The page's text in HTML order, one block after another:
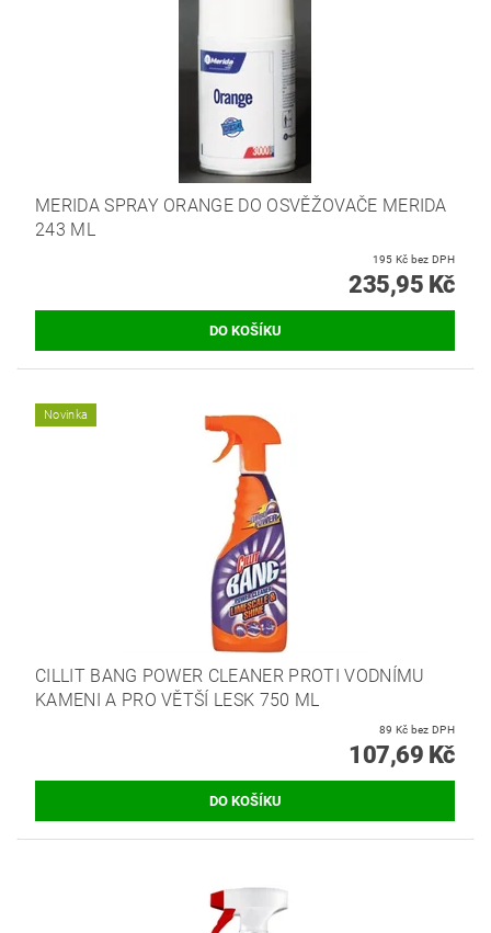
MERIDA SPRAY ORANGE DO OSVĚŽOVAČE MERIDA
243 ML
195 Kč bez DPH
235,95 Kč
Novinka
CILLIT BANG POWER CLEANER PROTI VODNÍMU
KAMENI A PRO VĚTŠÍ LESK 750 ML
89 Kč bez DPH
107,69 Kč